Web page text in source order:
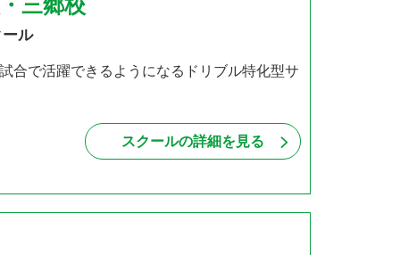
三郷校
ル
合で活躍できるようになるドリブル特化型サ
スクールの詳細を見る